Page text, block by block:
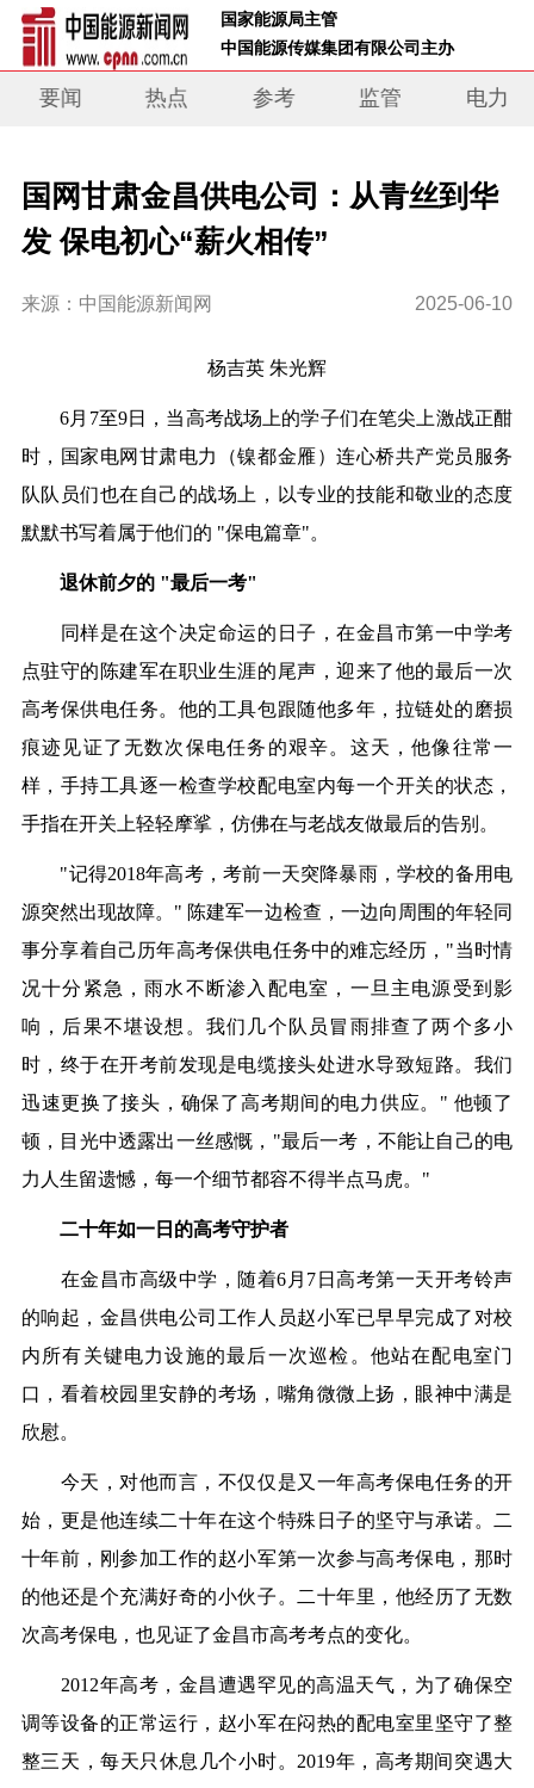
国家能源局主管
中国能源传媒集团有限公司主办
要闻 热点 参考 监管 电力
国网甘肃金昌供电公司：从青丝到华
发 保电初心“薪火相传”
来源：中国能源新闻网 2025-06-10
杨吉英 朱光辉
6月7至9日，当高考战场上的学子们在笔尖上激战正酣
时，国家电网甘肃电力（镍都金雁）连心桥共产党员服务
队队员们也在自己的战场上，以专业的技能和敬业的态度
默默书写着属于他们的 "保电篇章"。
退休前夕的 "最后一考"
同样是在这个决定命运的日子，在金昌市第一中学考
点驻守的陈建军在职业生涯的尾声，迎来了他的最后一次
高考保供电任务。他的工具包跟随他多年，拉链处的磨损
痕迹见证了无数次保电任务的艰辛。这天，他像往常一
样，手持工具逐一检查学校配电室内每一个开关的状态，
手指在开关上轻轻摩挲，仿佛在与老战友做最后的告别。
"记得2018年高考，考前一天突降暴雨，学校的备用电
源突然出现故障。" 陈建军一边检查，一边向周围的年轻同
事分享着自己历年高考保供电任务中的难忘经历，"当时情
况十分紧急，雨水不断渗入配电室，一旦主电源受到影
响，后果不堪设想。我们几个队员冒雨排查了两个多小
时，终于在开考前发现是电缆接头处进水导致短路。我们
迅速更换了接头，确保了高考期间的电力供应。" 他顿了
顿，目光中透露出一丝感慨，"最后一考，不能让自己的电
力人生留遗憾，每一个细节都容不得半点马虎。"
二十年如一日的高考守护者
在金昌市高级中学，随着6月7日高考第一天开考铃声
的响起，金昌供电公司工作人员赵小军已早早完成了对校
内所有关键电力设施的最后一次巡检。他站在配电室门
口，看着校园里安静的考场，嘴角微微上扬，眼神中满是
欣慰。
今天，对他而言，不仅仅是又一年高考保电任务的开
始，更是他连续二十年在这个特殊日子的坚守与承诺。二
十年前，刚参加工作的赵小军第一次参与高考保电，那时
的他还是个充满好奇的小伙子。二十年里，他经历了无数
次高考保电，也见证了金昌市高考考点的变化。
2012年高考，金昌遭遇罕见的高温天气，为了确保空
调等设备的正常运行，赵小军在闷热的配电室里坚守了整
整三天，每天只休息几个小时。2019年，高考期间突遇大